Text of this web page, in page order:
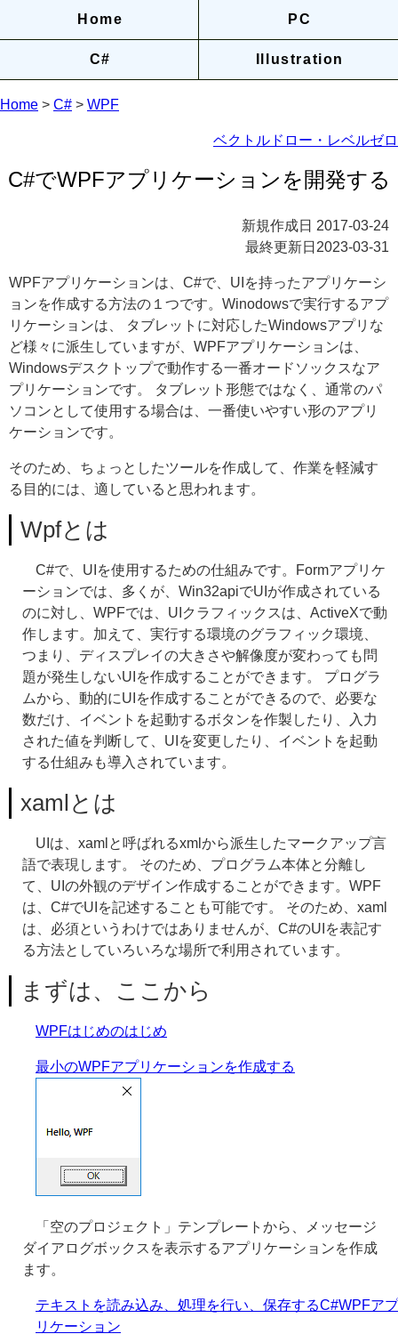
Home PC
C# Illustration
Home > C# > WPF
ベクトルドロー・レベルゼロ
C#でWPFアプリケーションを開発する
新規作成日 2017-03-24
最終更新日 2023-03-31
WPFアプリケーションは、C#で、UIを持ったアプリケーシ
ョンを作成する方法の１つです。Winodowsで実行するアプ
リケーションは、 タブレットに対応したWindowsアプリな
ど様々に派生していますが、WPFアプリケーションは、
Windowsデスクトップで動作する一番オードソックスなア
プリケーションです。 タブレット形態ではなく、通常のパ
ソコンとして使用する場合は、一番使いやすい形のアプリ
ケーションです。
そのため、ちょっとしたツールを作成して、作業を軽減す
る目的には、適していると思われます。
Wpfとは
C#で、UIを使用するための仕組みです。Formアプリケ
ーションでは、多くが、Win32apiでUIが作成されている
のに対し、WPFでは、UIクラフィックスは、ActiveXで動
作します。加えて、実行する環境のグラフィック環境、
つまり、ディスプレイの大きさや解像度が変わっても問
題が発生しないUIを作成することができます。 プログラ
ムから、動的にUIを作成することができるので、必要な
数だけ、イベントを起動するボタンを作製したり、入力
された値を判断して、UIを変更したり、イベントを起動
する仕組みも導入されています。
xamlとは
UIは、xamlと呼ばれるxmlから派生したマークアップ言
語で表現します。 そのため、プログラム本体と分離し
て、UIの外観のデザイン作成することができます。WPF
は、C#でUIを記述することも可能です。 そのため、xaml
は、必須というわけではありませんが、C#のUIを表記す
る方法としていろいろな場所で利用されています。
まずは、ここから
WPFはじめのはじめ
最小のWPFアプリケーションを作成する
「空のプロジェクト」テンプレートから、メッセージ
ダイアログボックスを表示するアプリケーションを作成
ます。
テキストを読み込み、処理を行い、保存するC#WPFアプ
リケーション